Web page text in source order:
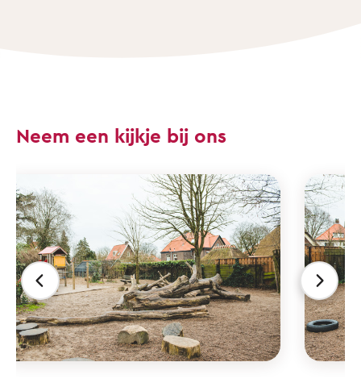
Neem een kijkje bij ons